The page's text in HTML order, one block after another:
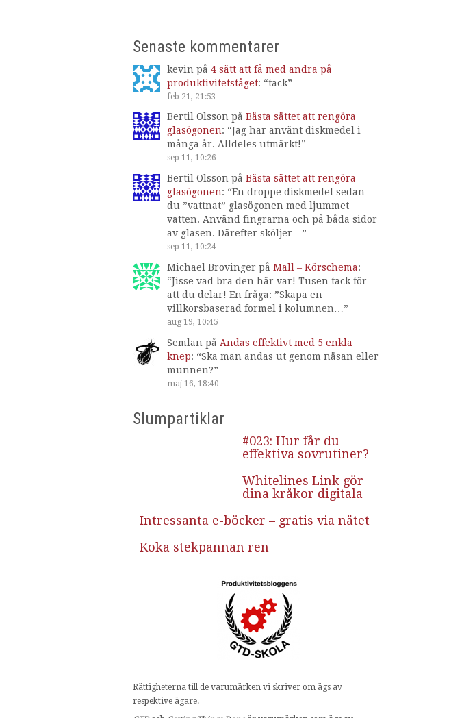
Senaste kommentarer
kevin på 4 sätt att få med andra på
produktivitetståget: “tack”
feb 21, 21:53
Bertil Olsson på Bästa sättet att rengöra
glasögonen: “Jag har använt diskmedel i
många år. Alldeles utmärkt!”
sep 11, 10:26
Bertil Olsson på Bästa sättet att rengöra
glasögonen: “En droppe diskmedel sedan
du ”vattnat” glasögonen med ljummet
vatten. Använd fingrarna och på båda sidor
av glasen. Därefter sköljer…”
sep 11, 10:24
Michael Brovinger på Mall – Körschema:
“Jisse vad bra den här var! Tusen tack för
att du delar! En fråga: ”Skapa en
villkorsbaserad formel i kolumnen… ”
aug 19, 10:45
Semlan på Andas effektivt med 5 enkla
knep: “Ska man andas ut genom näsan eller
munnen?”
maj 16, 18:40
Slumpartiklar
#023: Hur får du
effektiva sovrutiner?
Whitelines Link gör
dina kråkor digitala
Intressanta e-böcker – gratis via nätet
Koka stekpannan ren
Rättigheterna till de varumärken vi skriver om ägs av
respektive ägare.